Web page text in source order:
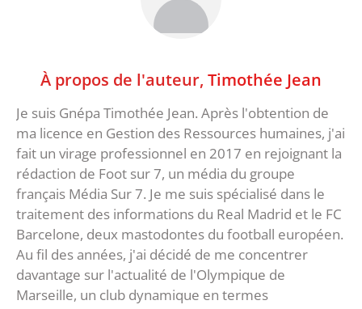
À propos de l'auteur, Timothée Jean
Je suis Gnépa Timothée Jean. Après l'obtention de
ma licence en Gestion des Ressources humaines, j'ai
fait un virage professionnel en 2017 en rejoignant la
rédaction de Foot sur 7, un média du groupe
français Média Sur 7. Je me suis spécialisé dans le
traitement des informations du Real Madrid et le FC
Barcelone, deux mastodontes du football européen.
Au fil des années, j'ai décidé de me concentrer
davantage sur l'actualité de l'Olympique de
Marseille, un club dynamique en termes